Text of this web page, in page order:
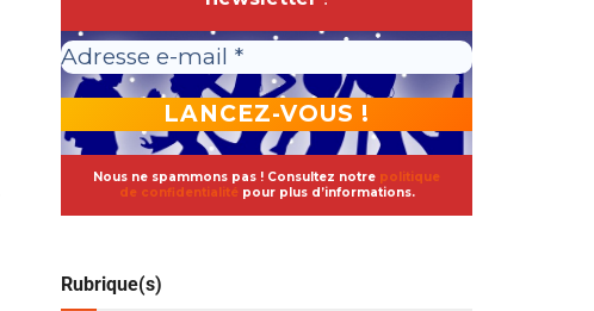
Nous ne spammons pas ! Consultez notre politique
de confidentialité pour plus d’informations.
Rubrique(s)